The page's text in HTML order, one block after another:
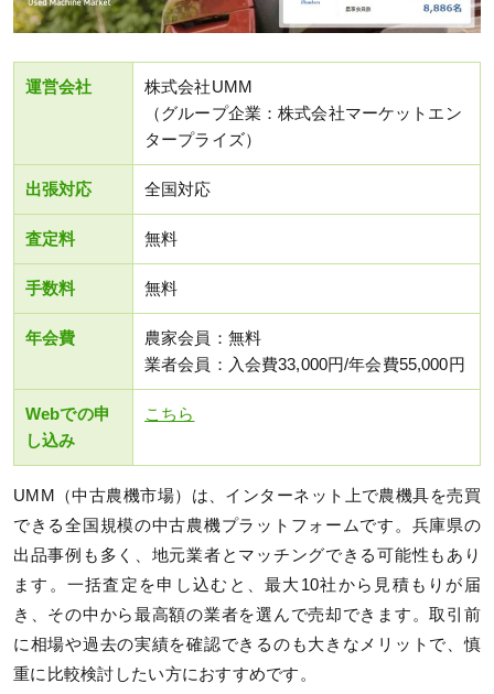
運営会社
株式会社UMM
（グループ企業：株式会社マーケットエン
タープライズ）
出張対応 全国対応
査定料 無料
手数料 無料
年会費
農家会員：無料
業者会員：入会費33,000円/年会費55,000円
Webでの申
し込み
こちら
UMM（中古農機市場）は、インターネット上で農機具を売買
できる全国規模の中古農機プラットフォームです。兵庫県の
出品事例も多く、地元業者とマッチングできる可能性もあり
ます。一括査定を申し込むと、最大10社から見積もりが届
き、その中から最高額の業者を選んで売却できます。取引前
に相場や過去の実績を確認できるのも大きなメリットで、慎
重に比較検討したい方におすすめです。